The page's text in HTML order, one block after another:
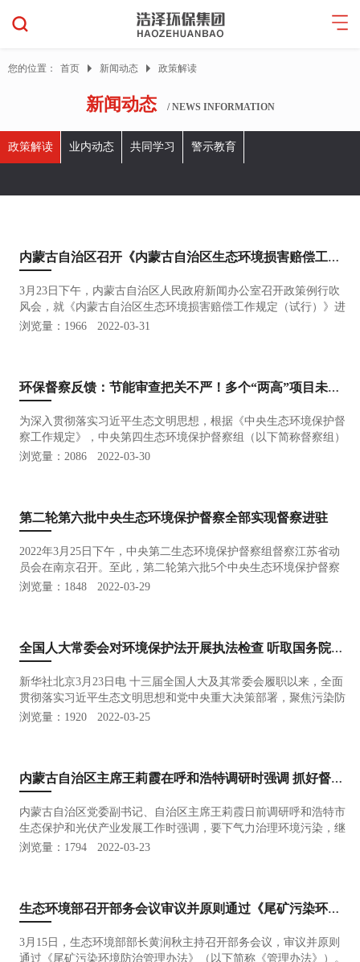
您的位置： 首页 新闻动态 政策解读
新闻动态 / NEWS INFORMATION
政策解读 业内动态 共同学习 警示教育
内蒙古自治区召开《内蒙古自治区生态环境损害赔偿工作规定（试行）》政策例行吹风会
3月23日下午，内蒙古自治区人民政府新闻办公室召开政策例行吹
风会，就《内蒙古自治区生态环境损害赔偿工作规定（试行）》进
行政策解读。《内蒙古自治区生态环境损害赔偿工作规定（试
浏览量：1966 2022-03-31
环保督察反馈：节能审查把关不严！多个“两高”项目未批先建...
为深入贯彻落实习近平生态文明思想，根据《中央生态环境保护督
察工作规定》，中央第四生态环境保护督察组（以下简称督察组）
对宁夏回族自治区开展了第二轮生态环境保护督察。 近日，督
浏览量：2086 2022-03-30
第二轮第六批中央生态环境保护督察全部实现督察进驻
2022年3月25日下午，中央第二生态环境保护督察组督察江苏省动
员会在南京召开。至此，第二轮第六批5个中央生态环境保护督察
组全部实现督察进驻。在进驻动员会上，各督察组组长指出，习近
浏览量：1848 2022-03-29
全国人大常委会对环境保护法开展执法检查 听取国务院法律实施主管 部门汇报 栗战书讲话
新华社北京3月23日电 十三届全国人大及其常委会履职以来，全面
贯彻落实习近平生态文明思想和党中央重大决策部署，聚焦污染防
治攻坚战，连续四年对大气、水、土壤污染防治法和固体废物污染
浏览量：1920 2022-03-25
内蒙古自治区主席王莉霞在呼和浩特调研时强调 抓好督察反馈问题整改 推进发展绿色转型
内蒙古自治区党委副书记、自治区主席王莉霞日前调研呼和浩特市
生态保护和光伏产业发展工作时强调，要下气力治理环境污染，继
续打好污染防治攻坚战，举一反三抓好中央生态环保督察及“回头
浏览量：1794 2022-03-23
生态环境部召开部务会议审议并原则通过《尾矿污染环境防治管理办法》
3月15日，生态环境部部长黄润秋主持召开部务会议，审议并原则
通过《尾矿污染环境防治管理办法》（以下简称《管理办法》）。